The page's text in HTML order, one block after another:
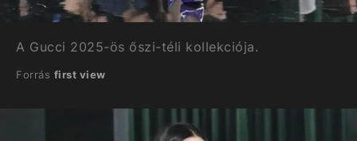
A Gucci 2025-ös őszi-téli kollekciója.
Forrás first view